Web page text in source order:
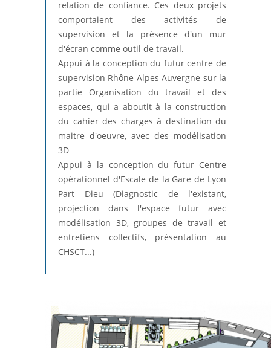
relation de confiance. Ces deux projets
comportaient des activités de
supervision et la présence d'un mur
d'écran comme outil de travail.
Appui à la conception du futur centre de
supervision Rhône Alpes Auvergne sur la
partie Organisation du travail et des
espaces, qui a aboutit à la construction
du cahier des charges à destination du
maitre d'oeuvre, avec des modélisation
3D
Appui à la conception du futur Centre
opérationnel d'Escale de la Gare de Lyon
Part Dieu (Diagnostic de l'existant,
projection dans l'espace futur avec
modélisation 3D, groupes de travail et
entretiens collectifs, présentation au
CHSCT...)